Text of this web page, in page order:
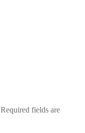
Required fields are